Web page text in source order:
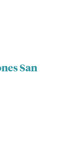
San